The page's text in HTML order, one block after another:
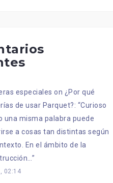
especiales on ¿Por qué
de usar Parquet?: “Curioso
una misma palabra puede
a cosas tan distintas según
En el ámbito de la
”
02:14